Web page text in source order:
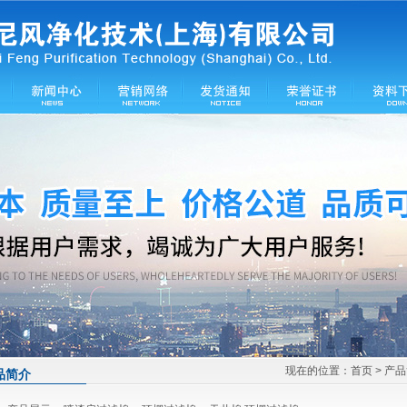
简介 现在的位置： 首页 > 产